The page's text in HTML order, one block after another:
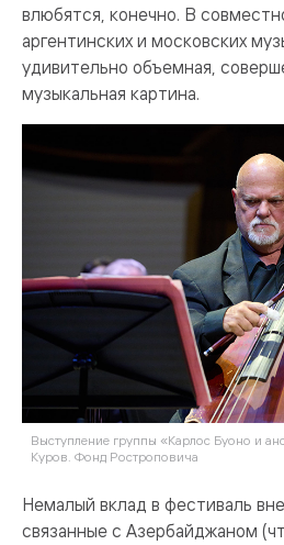
влюбятся, конечно. В
аргентинских и московских
удивительно объемная,
музыкальная картина.
Выступление группы «Карлос Буоно и
Куров. Фонд Ростроповича
Немалый вклад в фестиваль
связанные с Азербайджаном